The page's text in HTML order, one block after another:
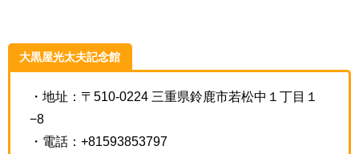
大黒屋光太夫記念館
・地址：〒510-0224 三重県鈴鹿市若松中１丁目１
−8
・電話：+81593853797